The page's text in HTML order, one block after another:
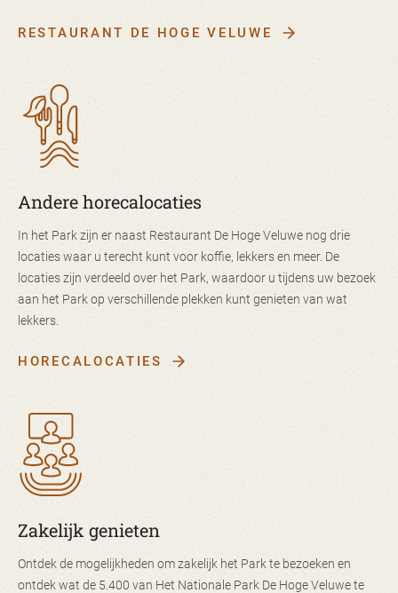
RESTAURANT DE HOGE VELUWE
Andere horecalocaties
In het Park zijn er naast Restaurant De Hoge Veluwe nog drie
locaties waar u terecht kunt voor koffie, lekkers en meer. De
locaties zijn verdeeld over het Park, waardoor u tijdens uw bezoek
aan het Park op verschillende plekken kunt genieten van wat
lekkers.
HORECALOCATIES
Zakelijk genieten
Ontdek de mogelijkheden om zakelijk het Park te bezoeken en
ontdek wat de 5.400 van Het Nationale Park De Hoge Veluwe te